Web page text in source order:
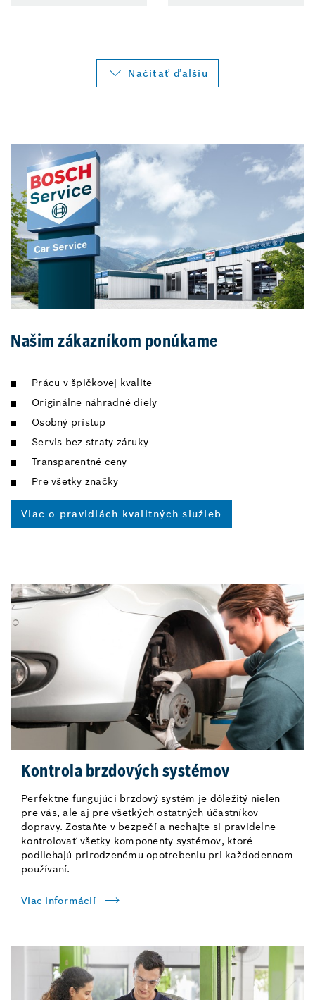
Načítať ďalšiu
Našim zákazníkom ponúkame
Prácu v špičkovej kvalite
Originálne náhradné diely
Osobný prístup
Servis bez straty záruky
Transparentné ceny
Pre všetky značky
Viac o pravidlách kvalitných služieb
Kontrola brzdových systémov
Perfektne fungujúci brzdový systém je dôležitý nielen
pre vás, ale aj pre všetkých ostatných účastníkov
dopravy. Zostaňte v bezpečí a nechajte si pravidelne
kontrolovať všetky komponenty systémov, ktoré
podliehajú prirodzenému opotrebeniu pri každodennom
používaní.
Viac informácií